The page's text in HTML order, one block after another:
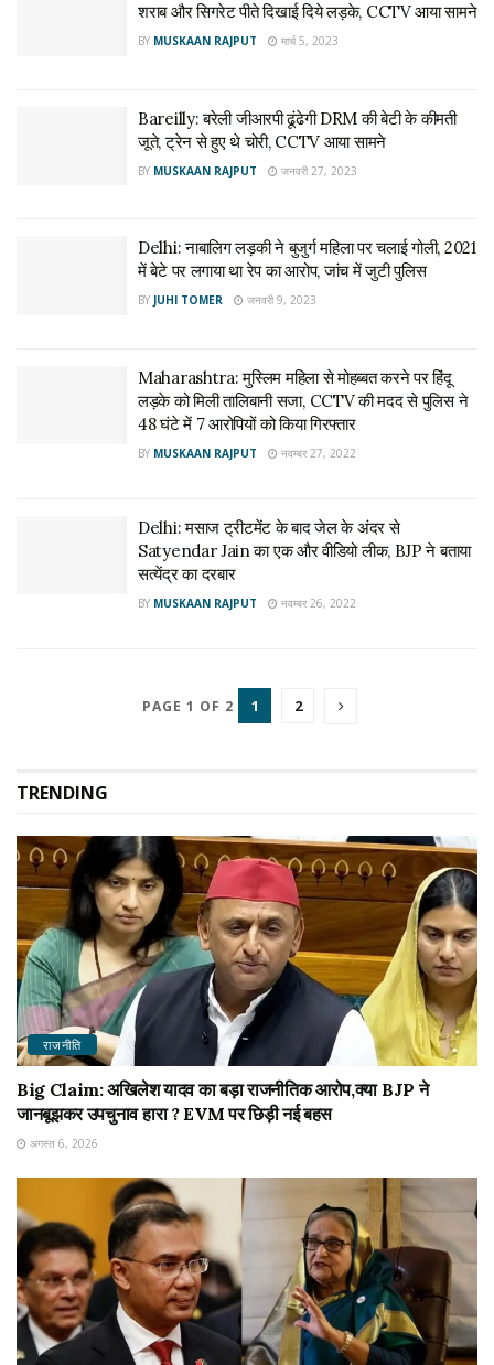
शराब और सिगरेट पीते दिखाई दिये लड़के, CCTV आया सामने
BY MUSKAAN RAJPUT मार्च 5, 2023
Bareilly: बरेली जीआरपी ढूंढेगी DRM की बेटी के कीमती
जूते, ट्रेन से हुए थे चोरी, CCTV आया सामने
BY MUSKAAN RAJPUT जनवरी 27, 2023
Delhi: नाबालिग लड़की ने बुजुर्ग महिला पर चलाई गोली, 2021
में बेटे पर लगाया था रेप का आरोप, जांच में जुटी पुलिस
BY JUHI TOMER जनवरी 9, 2023
Maharashtra: मुस्लिम महिला से मोहब्बत करने पर हिंदू
लड़के को मिली तालिबानी सजा, CCTV की मदद से पुलिस ने
48 घंटे में 7 आरोपियों को किया गिरफ्तार
BY MUSKAAN RAJPUT नवम्बर 27, 2022
Delhi: मसाज ट्रीटमेंट के बाद जेल के अंदर से
Satyendar Jain का एक और वीडियो लीक, BJP ने बताया
सत्येंद्र का दरबार
BY MUSKAAN RAJPUT नवम्बर 26, 2022
PAGE 1 OF 2 1 2
TRENDING
राजनीति
Big Claim: अखिलेश यादव का बड़ा राजनीतिक आरोप,क्या BJP ने
जानबूझकर उपचुनाव हारा ? EVM पर छिड़ी नई बहस
अगस्त 6, 2026